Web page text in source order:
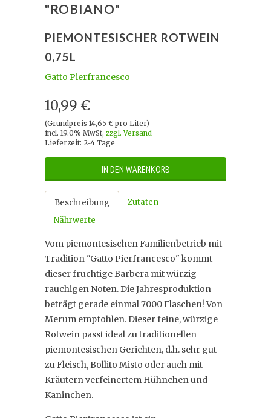
"ROBIANO"
PIEMONTESISCHER ROTWEIN
0,75L
Gatto Pierfrancesco
10,99 €
(Grundpreis 14,65 € pro Liter)
incl. 19.0% MwSt, zzgl. Versand
Lieferzeit: 2-4 Tage
IN DEN WARENKORB
Beschreibung
Zutaten
Nährwerte
Vom piemontesischen Familienbetrieb mit
Tradition "Gatto Pierfrancesco" kommt
dieser fruchtige Barbera mit würzig-
rauchigen Noten. Die Jahresproduktion
beträgt gerade einmal 7000 Flaschen! Von
Merum empfohlen. Dieser feine, würzige
Rotwein passt ideal zu traditionellen
piemontesischen Gerichten, d.h. sehr gut
zu Fleisch, Bollito Misto oder auch mit
Kräutern verfeinertem Hühnchen und
Kaninchen.